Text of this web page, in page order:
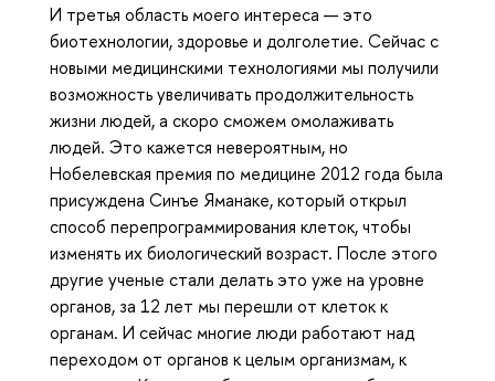
И третья область моего интереса — это
биотехнологии, здоровье и долголетие. Сейчас с
новыми медицинскими технологиями мы получили
возможность увеличивать продолжительность
жизни людей, а скоро сможем омолаживать
людей. Это кажется невероятным, но
Нобелевская премия по медицине 2012 года была
присуждена Синъе Яманаке, который открыл
способ перепрограммирования клеток, чтобы
изменять их биологический возраст. После этого
другие ученые стали делать это уже на уровне
органов, за 12 лет мы перешли от клеток к
органам. И сейчас многие люди работают над
переходом от органов к целым организмам, к